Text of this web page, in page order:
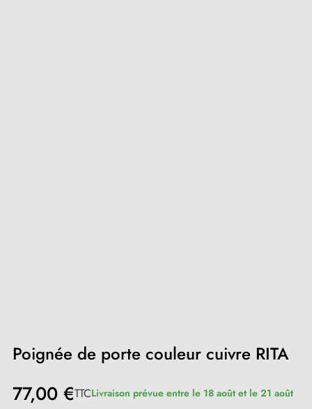
Poignée de porte couleur cuivre RITA
77,00 €TTCLivraison prévue entre le 18 août et le 21 août